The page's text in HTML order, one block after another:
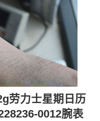
劳力士星期日历
0012腕表